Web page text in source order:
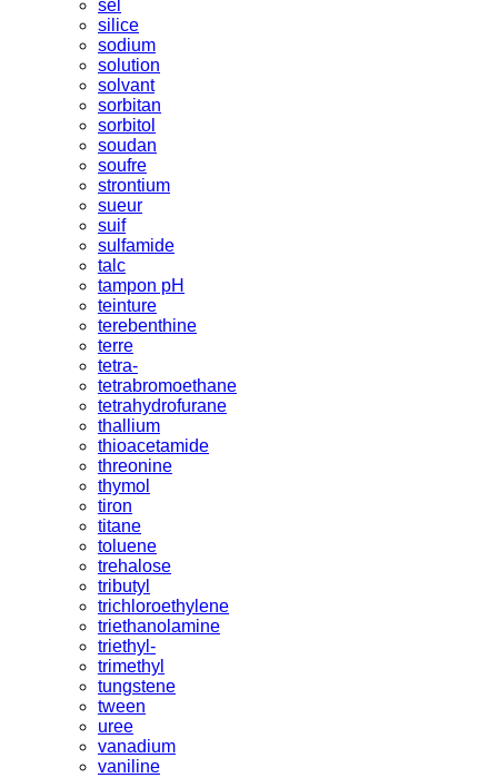
sel
silice
sodium
solution
solvant
sorbitan
sorbitol
soudan
soufre
strontium
sueur
suif
sulfamide
talc
tampon pH
teinture
terebenthine
terre
tetra-
tetrabromoethane
tetrahydrofurane
thallium
thioacetamide
threonine
thymol
tiron
titane
toluene
trehalose
tributyl
trichloroethylene
triethanolamine
triethyl-
trimethyl
tungstene
tween
uree
vanadium
vaniline